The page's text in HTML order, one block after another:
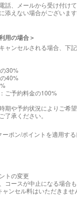
話、メールから受け付けて
添えない場合がございま
用の場合＞
ャンセルされる場合、下
30%
40%
ご予約料金の100%
期や予約状況によりご希
了承ください。
ポン/ポイントを適用する
トの変更
コースが中止になる場合も
ンセル料はいただきませ